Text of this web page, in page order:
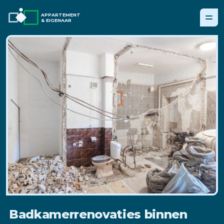
APPARTEMENT
& EIGENAAR
Badkamerrenovaties binnen